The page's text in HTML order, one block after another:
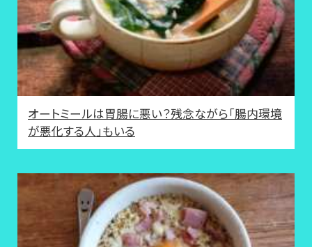
オートミールは胃腸に悪い？残念ながら「腸内環境
が悪化する人」もいる